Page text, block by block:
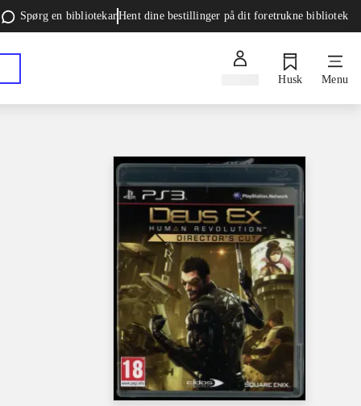
Spørg en bibliotekarHent dine bestillinger på dit foretrukne bibliotek
Husk Menu